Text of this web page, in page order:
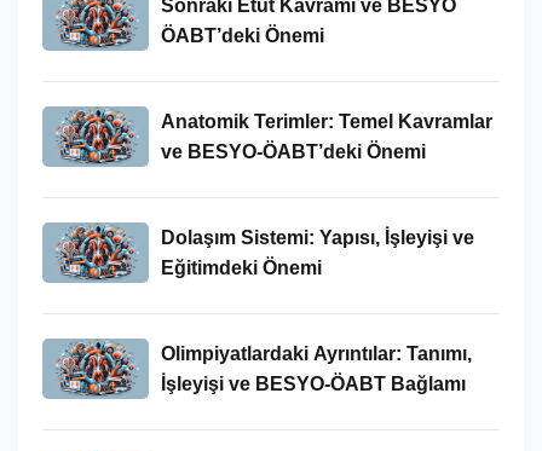
Sonraki Etüt Kavramı ve BESYO
ÖABT’deki Önemi
Anatomik Terimler: Temel Kavramlar
ve BESYO-ÖABT’deki Önemi
Dolaşım Sistemi: Yapısı, İşleyişi ve
Eğitimdeki Önemi
Olimpiyatlardaki Ayrıntılar: Tanımı,
İşleyişi ve BESYO-ÖABT Bağlamı